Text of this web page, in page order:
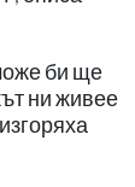
би ще
ни живее